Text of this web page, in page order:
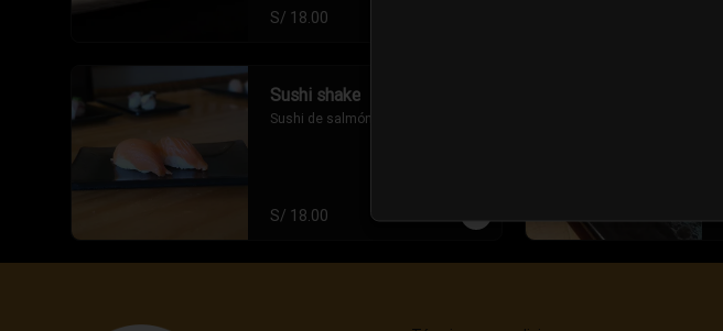
S/ 18.00
Sushi shake
Sushi de salmón (2 piezas).
S/ 18.00